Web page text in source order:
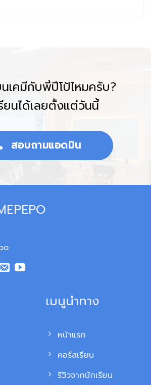
นเคมีกับพี่ปีโป้ไหมครับ?
ยนได้เลยตั้งแต่วันนี้
สอบถามแอดมิน
เมนูนำทาง
หน้าแรก
คอร์สเรียน
รีวิวจากนักเรียน